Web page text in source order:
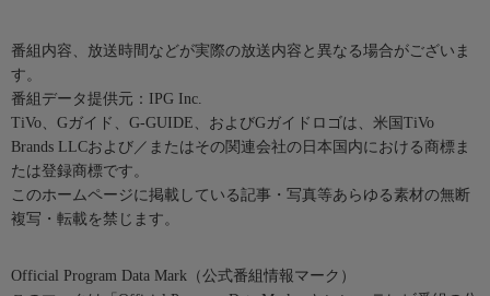
番組内容、放送時間などが実際の放送内容と異なる場合がございま
す。
番組データ提供元：IPG Inc.
TiVo、Gガイド、G-GUIDE、およびGガイドロゴは、米国TiVo
Brands LLCおよび／またはその関連会社の日本国内における商標ま
たは登録商標です。
このホームページに掲載している記事・写真等あらゆる素材の無断
複写・転載を禁じます。
Official Program Data Mark（公式番組情報マーク）